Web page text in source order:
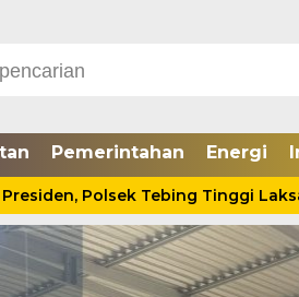
Pemerintahan Energi
Polsek Tebing Tinggi